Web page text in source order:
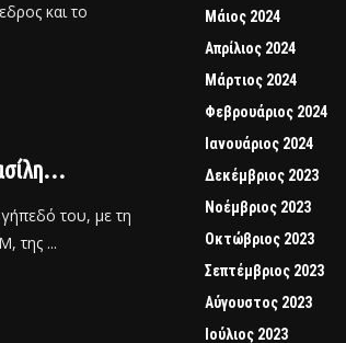
και το
του, με τη
της ...
Μάιος 2024
Απρίλιος 2024
Μάρτιος 2024
Φεβρουάριος 2024
Ιανουάριος 2024
Δεκέμβριος 2023
Νοέμβριος 2023
Οκτώβριος 2023
Σεπτέμβριος 2023
Αύγουστος 2023
Ιούλιος 2023